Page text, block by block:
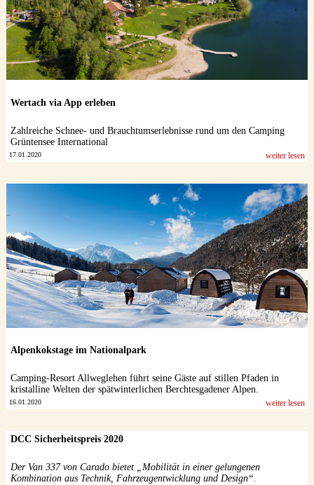
Wertach via App erleben
Zahlreiche Schnee- und Brauchtumserlebnisse rund um den Camping
Grüntensee International
17.01.2020 weiter lesen
Alpenkokstage im Nationalpark
Camping-Resort Allweglehen führt seine Gäste auf stillen Pfaden in
kristalline Welten der spätwinterlichen Berchtesgadener Alpen.
16.01.2020 weiter lesen
DCC Sicherheitspreis 2020
Der Van 337 von Carado bietet „Mobilität in einer gelungenen
Kombination aus Technik, Fahrzeugentwicklung und Design“.